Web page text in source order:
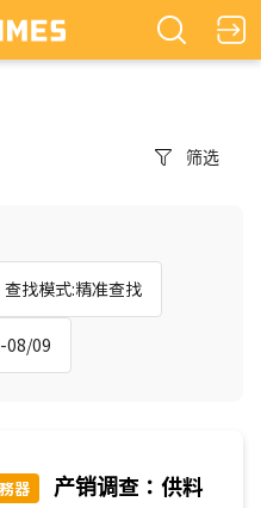
筛选
查找模式:精准查找
08/09
器
产销调查：供料